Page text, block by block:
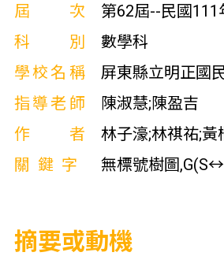
屆次
第62屆--民國111
科別
數學科
學校名稱
屏東縣立明正國
指導老師
陳淑慧;陳盈吉
作者
林子濠;林祺祐;黃
關鍵字
無標號樹圖
摘要或動機